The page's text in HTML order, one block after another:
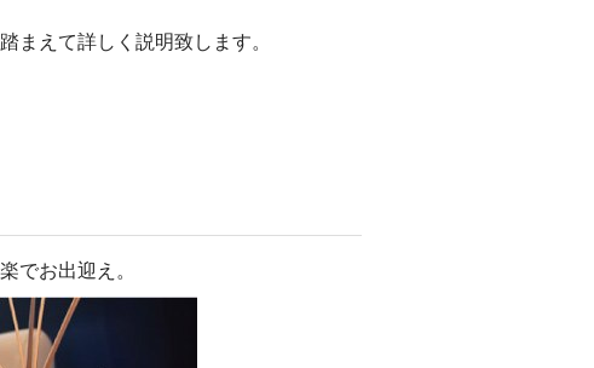
まえて詳しく説明致します。
でお出迎え。